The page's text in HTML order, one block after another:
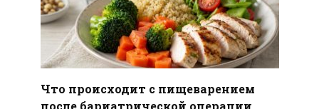
Что происходит с пищеварением
после бариатрической операции